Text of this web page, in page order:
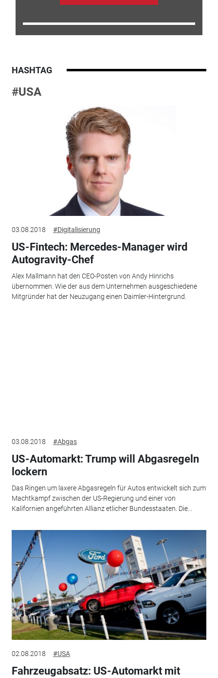
HASHTAG
#USA
03.08.2018 #Digitalisierung
US-Fintech: Mercedes-Manager wird
Autogravity-Chef
Alex Mallmann hat den CEO-Posten von Andy Hinrichs
übernommen. Wie der aus dem Unternehmen ausgeschiedene
Mitgründer hat der Neuzugang einen Daimler-Hintergrund.
03.08.2018 #Abgas
US-Automarkt: Trump will Abgasregeln
lockern
Das Ringen um laxere Abgasregeln für Autos entwickelt sich zum
Machtkampf zwischen der US-Regierung und einer von
Kalifornien angeführten Allianz etlicher Bundesstaaten. Die...
02.08.2018 #USA
Fahrzeugabsatz: US-Automarkt mit